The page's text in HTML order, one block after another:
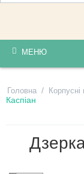
МЕНЮ
Головна / Корпусні
Каспіан